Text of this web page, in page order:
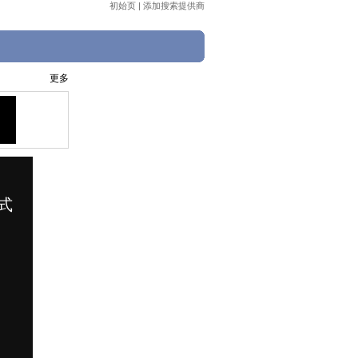
初始页 | 添加搜索提供商
更多